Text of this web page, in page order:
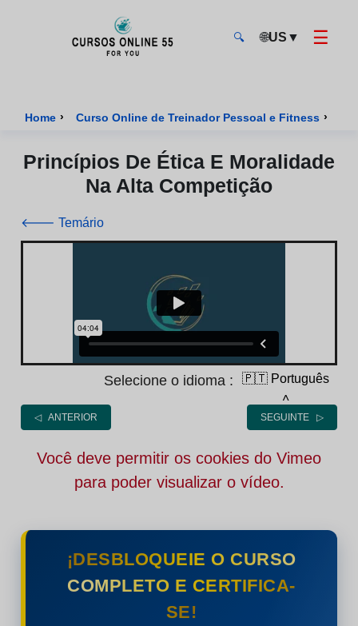
🔍 🌐US ▼ ☰
Home › Curso Online de Treinador Pessoal e Fitness ›
Princípios De Ética E Moralidade
Na Alta Competição
🡐 Temário
Selecione o idioma :
🇵🇹 Português
˄
◁ ANTERIOR SEGUINTE ▷
Você deve permitir os cookies do Vimeo
para poder visualizar o vídeo.
¡DESBLOQUEIE O CURSO
COMPLETO E CERTIFICA-
SE!